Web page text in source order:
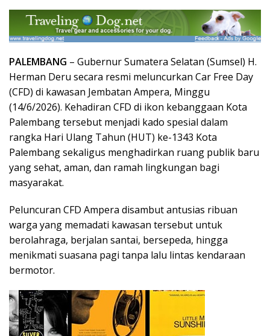
PALEMBANG – Gubernur Sumatera Selatan (Sumsel) H.
Herman Deru secara resmi meluncurkan Car Free Day
(CFD) di kawasan Jembatan Ampera, Minggu
(14/6/2026). Kehadiran CFD di ikon kebanggaan Kota
Palembang tersebut menjadi kado spesial dalam
rangka Hari Ulang Tahun (HUT) ke-1343 Kota
Palembang sekaligus menghadirkan ruang publik baru
yang sehat, aman, dan ramah lingkungan bagi
masyarakat.
Peluncuran CFD Ampera disambut antusias ribuan
warga yang memadati kawasan tersebut untuk
berolahraga, berjalan santai, bersepeda, hingga
menikmati suasana pagi tanpa lalu lintas kendaraan
bermotor.